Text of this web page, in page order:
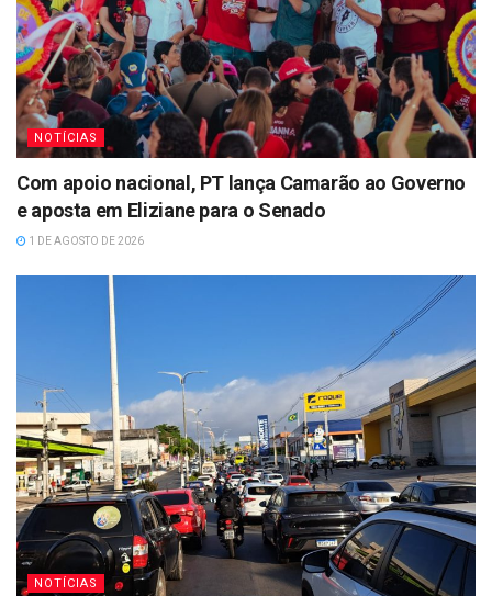
NOTÍCIAS
Com apoio nacional, PT lança Camarão ao Governo
e aposta em Eliziane para o Senado
1 DE AGOSTO DE 2026
NOTÍCIAS